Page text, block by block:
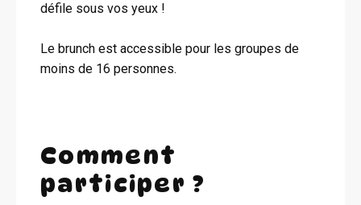
défile sous vos yeux !
Le brunch est accessible pour les groupes de
moins de 16 personnes.
Comment
participer ?